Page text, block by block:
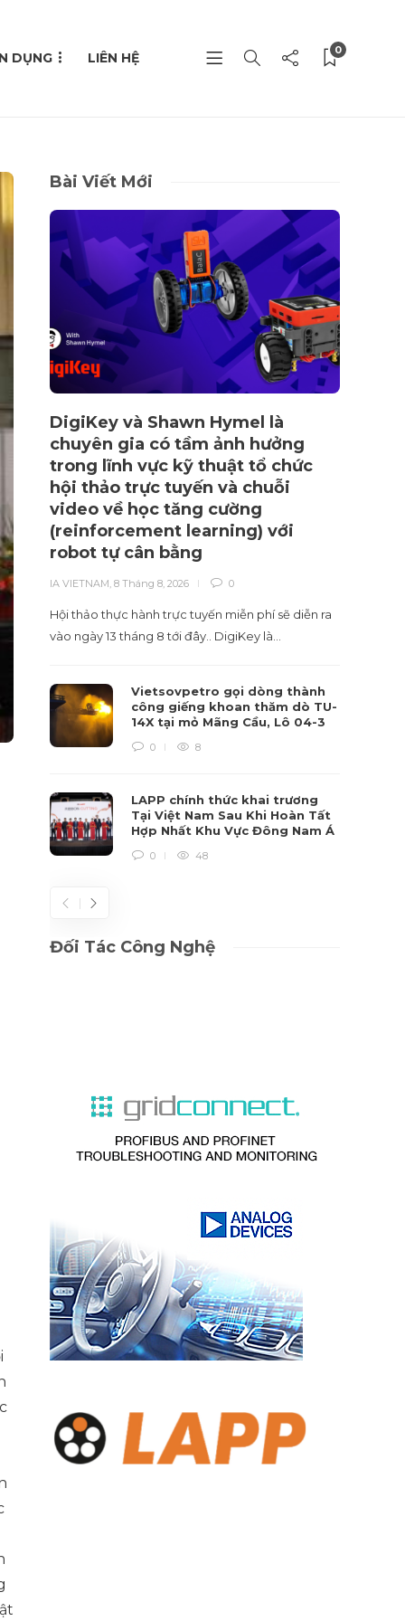
DỤNG LIÊN HỆ 0
Bài Viết Mới
DigiKey và Shawn Hymel là
chuyên gia có tầm ảnh hưởng
trong lĩnh vực kỹ thuật tổ chức
hội thảo trực tuyến và chuỗi
video về học tăng cường
(reinforcement learning) với
robot tự cân bằng
IA VIETNAM ,8 Tháng 8, 2026 0
Hội thảo thực hành trực tuyến miễn phí sẽ diễn ra
vào ngày 13 tháng 8 tới đây.. DigiKey là…
Vietsovpetro gọi dòng thành
công giếng khoan thăm dò TU-
14X tại mỏ Mãng Cầu, Lô 04-3
0 8
LAPP chính thức khai trương
Tại Việt Nam Sau Khi Hoàn Tất
Hợp Nhất Khu Vực Đông Nam Á
0 48
Đối Tác Công Nghệ